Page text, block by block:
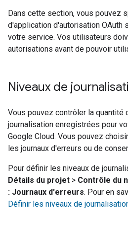
Dans cette section, vous pouvez
d'application d'autorisation OAuth
votre service. Vos utilisateurs
autorisations avant de pouvoir
Niveaux de
Vous pouvez contrôler la quantité
journalisation enregistrées pour
Google Cloud. Vous pouvez
les journaux d'erreurs ou de
Pour définir les niveaux de
Détails du projet > Contrôle du
: Journaux d'erreurs. Pour en
Définir les niveaux de